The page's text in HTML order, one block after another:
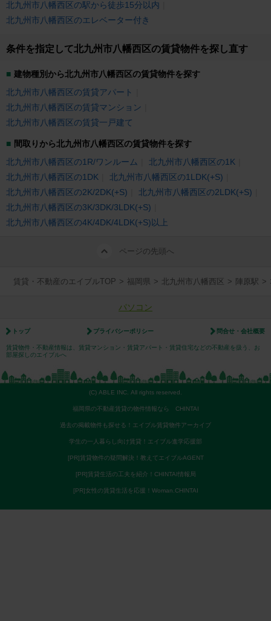
北九州市八幡西区の駅から徒歩15分以内
北九州市八幡西区のエレベーター付き
条件を指定して北九州市八幡西区の賃貸物件を探し直す
建物種別から北九州市八幡西区の賃貸物件を探す
北九州市八幡西区の賃貸アパート
北九州市八幡西区の賃貸マンション
北九州市八幡西区の賃貸一戸建て
間取りから北九州市八幡西区の賃貸物件を探す
北九州市八幡西区の1R/ワンルーム
北九州市八幡西区の1K
北九州市八幡西区の1DK
北九州市八幡西区の1LDK(+S)
北九州市八幡西区の2K/2DK(+S)
北九州市八幡西区の2LDK(+S)
北九州市八幡西区の3K/3DK/3LDK(+S)
北九州市八幡西区の4K/4DK/4LDK(+S)以上
ページの先頭へ
賃貸・不動産のエイブルTOP > 福岡県 > 北九州市八幡西区 > 陣原駅 >
パソコン
トップ プライバシーポリシー 問合せ・会社概要
賃貸物件・不動産情報は、賃貸マンション・賃貸アパート・賃貸住宅などの不動産を扱う、お
部屋探しのエイブルへ
(C) ABLE INC. All rights reserved.
福岡県の不動産賃貸の物件情報なら CHINTAI
過去の掲載物件も探せる！エイブル賃貸物件アーカイブ
学生の一人暮らし向け賃貸！エイブル進学応援部
[PR]賃貸物件の疑問解決！教えてエイブルAGENT
[PR]賃貸生活の工夫を紹介！CHINTAI情報局
[PR]女性の賃貸生活を応援！Woman.CHINTAI